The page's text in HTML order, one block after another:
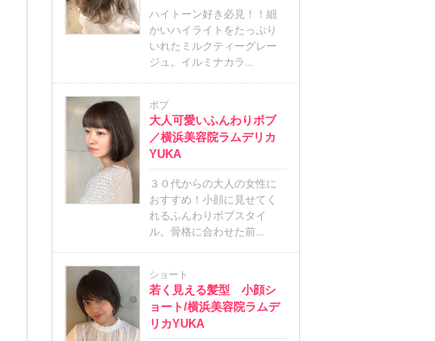
ハイトーン好き必見！！細
かいハイライトをたっぷり
いれたミルクティーグレー
ジュ。イルミナカラ...
ボブ
大人可愛いふんわりボブ
／横浜美容院ラムデリカ
YUKA
３０代からの大人の女性に
おすすめ！小顔に見せてく
れるふんわりボブスタイ
ル。骨格に合わせた前...
ショート
若く見える髪型 小顔シ
ョート/横浜美容院ラムデ
リカYUKA